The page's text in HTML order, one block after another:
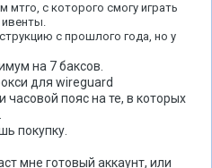
мтго, с которого смогу играть
ивенты.
с прошлого года, но у
на 7 баксов.
для wireguard
пояс на те, в которых
покупку.
мне готовый аккаунт, или